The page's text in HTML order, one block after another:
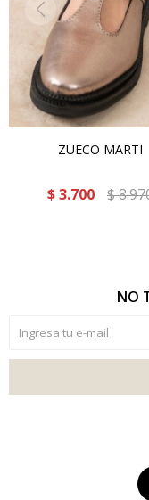
ZUECO MARTI
$ 3.700 $
NO